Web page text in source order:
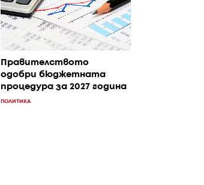
Правителството
одобри бюджетната
процедура за 2027 година
ПОЛИТИКА